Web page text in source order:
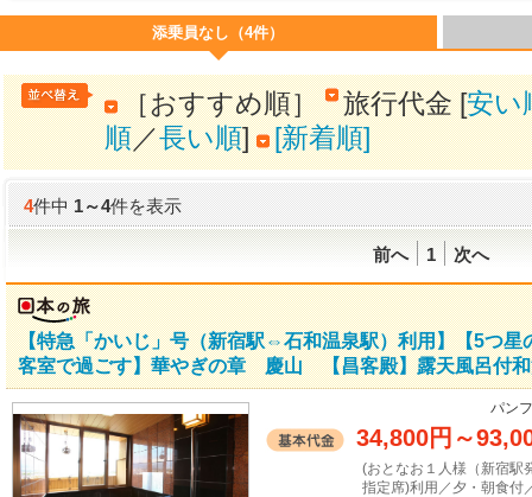
添乗員なし（4件）
［おすすめ順］ 旅行代金 [安い
順／長い順] [新着順]
4件中1～4件を表示
前へ 1 次へ
【特急「かいじ」号（新宿駅⇔石和温泉駅）利用】【5つ星
客室で過ごす】華やぎの章 慶山 【昌客殿】露天風呂付
パン
34,800円 ～
(おとなお１人様（新宿駅
指定席)利用／夕・朝食付